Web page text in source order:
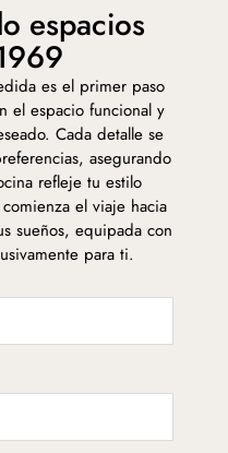
espacios
es el primer paso
el espacio funcional y
Cada detalle se
asegurando
refleje tu estilo
el viaje hacia
sueños, equipada con
para ti.